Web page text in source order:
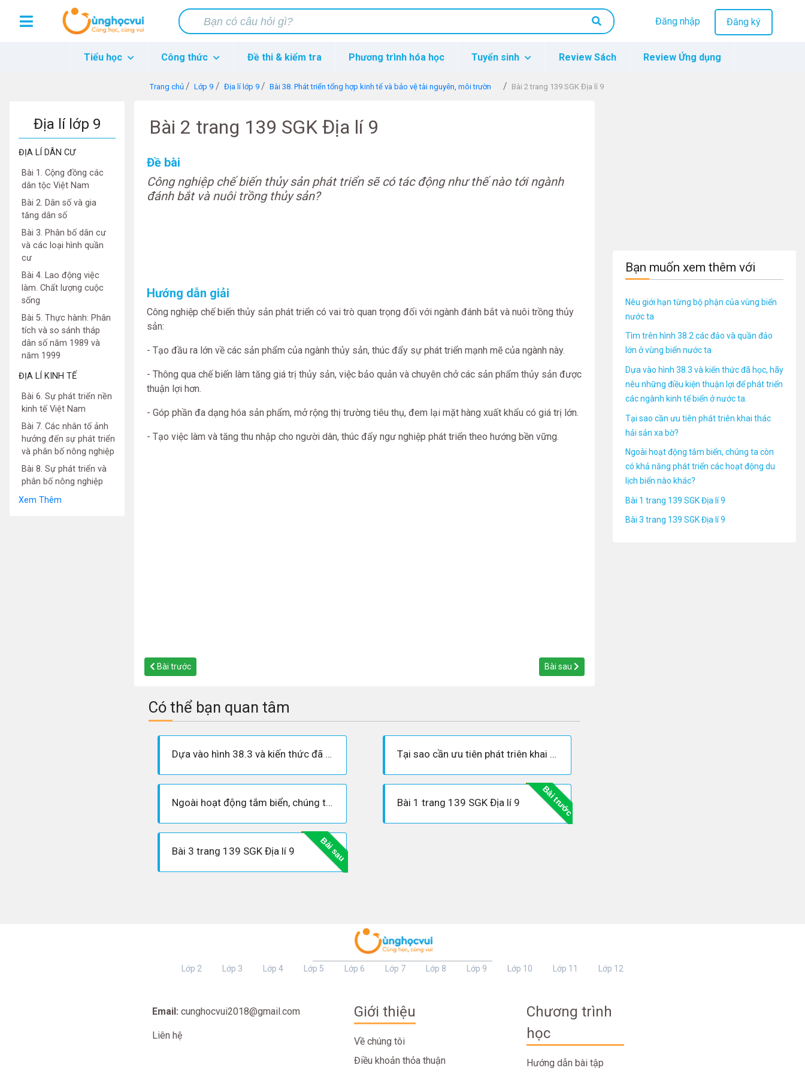
Đăng nhập Đăng ký
Tiểu học Công thức Đề thi & kiểm tra Phương trình hóa học Tuyển sinh Review Sách Review Ứng dụng
Trang chủ Lớp 9 Địa lí lớp 9 Bài 38. Phát triển tổng hợp kinh tế và bảo vệ tài nguyên, môi trường biển - đảo Bài 2 trang 139 SGK Địa lí 9
Địa lí lớp 9
ĐỊA LÍ DÂN CƯ
Bài 1. Cộng đồng các
dân tộc Việt Nam
Bài 2. Dân số và gia
tăng dân số
Bài 3. Phân bố dân cư
và các loại hình quần
cư
Bài 4. Lao động việc
làm. Chất lượng cuộc
sống
Bài 5. Thực hành: Phân
tích và so sánh tháp
dân số năm 1989 và
năm 1999
ĐỊA LÍ KINH TẾ
Bài 6. Sự phát triển nền
kinh tế Việt Nam
Bài 7. Các nhân tố ảnh
hưởng đến sự phát triển
và phân bố nông nghiệp
Bài 8. Sự phát triển và
phân bố nông nghiệp
Xem Thêm
Bài 2 trang 139 SGK Địa lí 9
Đề bài
Công nghiệp chế biến thủy sản phát triển sẽ có tác động như thế nào tới ngành
đánh bắt và nuôi trồng thủy sản?
Hướng dẫn giải
Công nghiệp chế biến thủy sản phát triển có vai trò quan trọng đối với ngành đánh bắt và nuôi trồng thủy
sản:
- Tạo đầu ra lớn về các sản phẩm của ngành thủy sản, thúc đẩy sự phát triển mạnh mẽ của ngành này.
- Thông qua chế biến làm tăng giá trị thủy sản, việc bảo quản và chuyên chở các sản phẩm thủy sản được
thuận lợi hơn.
- Góp phần đa dạng hóa sản phẩm, mở rộng thị trường tiêu thụ, đem lại mặt hàng xuất khẩu có giá trị lớn.
- Tạo việc làm và tăng thu nhập cho người dân, thúc đẩy ngư nghiệp phát triển theo hướng bền vững.
Bài trước Bài sau
Có thể bạn quan tâm
Dựa vào hình 38.3 và kiến thức đã học, hãy nêu những điều kiện thuận lợi để phát triển các ngành kinh tế biển ở nước ta. Tại sao cần ưu tiên phát triên khai thác hải sản xa bờ?
Ngoài hoạt động tắm biển, chúng ta còn có khả năng phát triển các hoạt động du lịch biển nào khác? Bài trước
Bài 1 trang 139 SGK Địa lí 9
Bài sau
Bài 3 trang 139 SGK Địa lí 9
Bạn muốn xem thêm với
Nêu giới hạn từng bộ phận của vùng biển
nước ta
Tìm trên hình 38.2 các đảo và quần đảo
lớn ở vùng biển nước ta
Dựa vào hình 38.3 và kiến thức đã học, hãy
nêu những điều kiện thuận lợi để phát triển
các ngành kinh tế biển ở nước ta.
Tại sao cần ưu tiên phát triên khai thác
hải sản xa bờ?
Ngoài hoạt động tắm biển, chúng ta còn
có khả năng phát triển các hoạt động du
lịch biển nào khác?
Bài 1 trang 139 SGK Địa lí 9
Bài 3 trang 139 SGK Địa lí 9
Lớp 2 Lớp 3 Lớp 4 Lớp 5 Lớp 6 Lớp 7 Lớp 8 Lớp 9 Lớp 10 Lớp 11 Lớp 12
Email: cunghocvui2018@gmail.com
Liên hệ
Giới thiệu
Về chúng tôi
Điều khoản thỏa thuận
Chương trình
học
Hướng dẫn bài tập